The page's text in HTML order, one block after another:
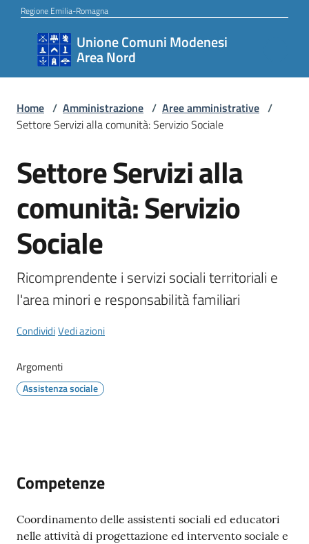
Vai al contenuto
Vai alla navigazione
Vai al footer
Regione Emilia-Romagna
Unione Comuni Modenesi
Area Nord
Unione
Comuni
Area
Nord
Novità
Servizi
e
dati
territorio
Home / Amministrazione / Aree amministrative /
Settore Servizi alla comunità: Servizio Sociale
Salta al contenuto
Settore Servizi alla
comunità: Servizio
Sociale
Ricomprendente i servizi sociali territoriali e
l'area minori e responsabilità familiari
CondividiVedi azioni
Argomenti
Assistenza sociale
Competenze
Coordinamento delle assistenti sociali ed educatori
nelle attività di progettazione ed intervento sociale e